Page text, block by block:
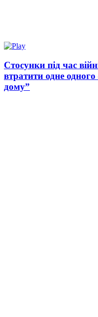
Стосунки під час
втратити одне
дому”